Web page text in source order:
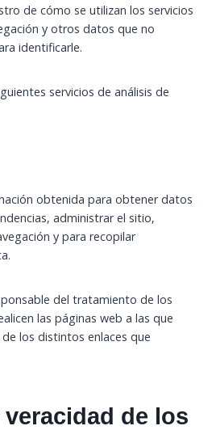
de cómo se utilizan los servicios
y otros datos que no
identificarle.
servicios de análisis de
obtenida para obtener datos
administrar el sitio,
y para recopilar
del tratamiento de los
las páginas web a las que
los distintos enlaces que
de los